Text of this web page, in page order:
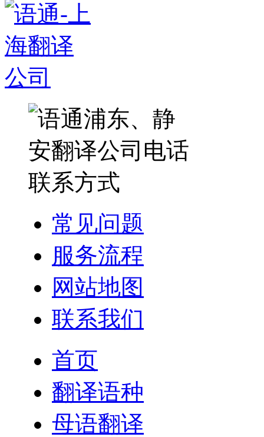
常见问题
服务流程
网站地图
联系我们
首页
翻译语种
母语翻译